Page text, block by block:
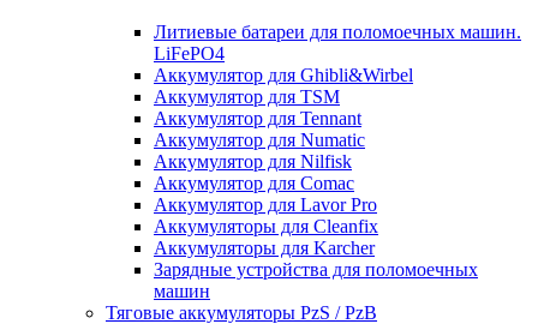
Литиевые батареи для поломоечных машин.
LiFePO4
Аккумулятор для Ghibli&Wirbel
Аккумулятор для TSM
Аккумулятор для Tennant
Аккумулятор для Numatic
Аккумулятор для Nilfisk
Аккумулятор для Comac
Аккумулятор для Lavor Pro
Аккумуляторы для Cleanfix
Аккумуляторы для Karcher
Зарядные устройства для поломоечных
машин
Тяговые аккумуляторы PzS / PzB